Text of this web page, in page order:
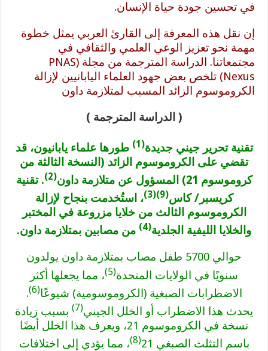
في تحسين جودة حياة الإنسان.
إن نقل هذه المعرفة إلى القارئ العربي يمثل خطوة
مهمة نحو تعزيز الوعي العلمي والثقافي في
مجتمعاتنا. الدراسة المترجمة من مجلة (PNAS
Nexus) تلخص بعض جهود العلماء اليابانيين لإزالة
الكروموسوم الزائد المسبب لمتلازمة داون
( الدراسة المترجمة )
تقنية تحرير جيني جديدة(1)
طورها علماء يابانيون، قد
تقضي على الكروموسوم الزائد (النسخة الثالثة من
كروموسوم 21) المسؤول عن متلازمة داون
(2)
. تقنية
كريسبر/ كاس(9)(3)
، استُخدمت بنجاح لإزالة
الكروموسوم الثالث من خلايا مزروعة في المختبر
والخلايا الليفية الجلدية(4) من مصابين بمتلازمة داون.
حوالي 5700 طفل مصاب بمتلازمة داون يولدون
سنويًا في الولايات المتحدة(5)
، مما يجعلها أكثر
الاضطرابات الصبغية (الكروموسومية) شيوعًا(6)
.
يحدث هذا الاضطراب أو الخلل الجيني(7)
بسبب زيادة
نسخة في الكروموسوم 21، ويعرف هذا الخلل أيضًا
باسم التثلث الصبغي 21
(8)
، مما يؤدي إلى اختلافات